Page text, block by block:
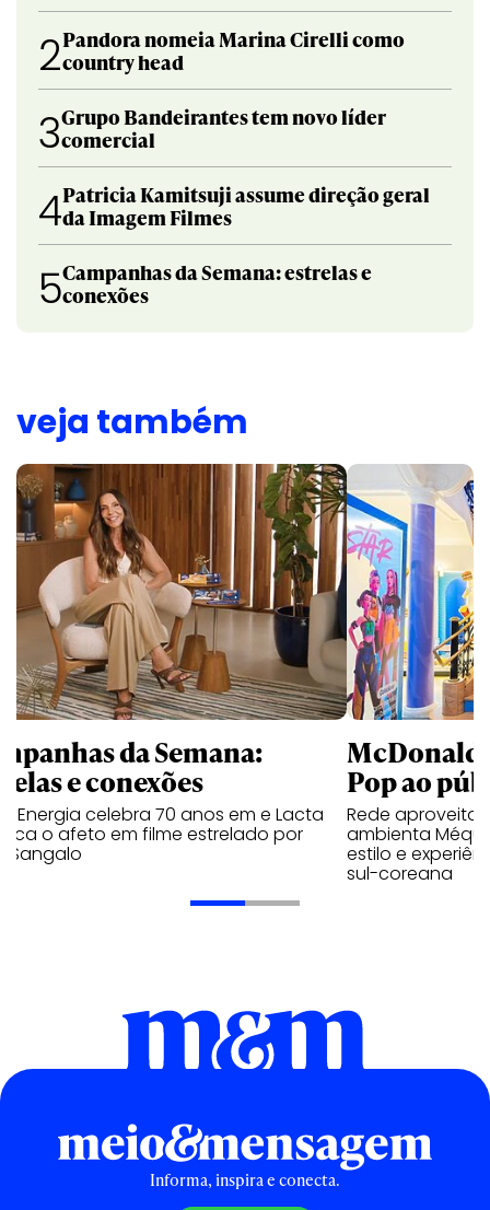
2Pandora nomeia Marina Cirelli como
country head
3Grupo Bandeirantes tem novo líder
comercial
4Patricia Kamitsuji assume direção geral
da Imagem Filmes
5Campanhas da Semana: estrelas e
conexões
veja também
da Semana:
e conexões
Energia celebra 70 anos em e Lacta
o afeto em filme estrelado por
Sangalo
Pop ao
Rede aproveita
ambienta Méqui
estilo e
sul-coreana
Informa, inspira e conecta.